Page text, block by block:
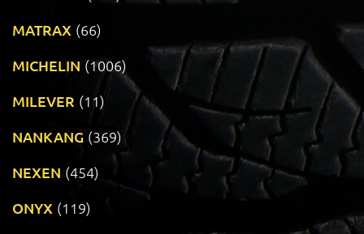
MATRAX (66)
MICHELIN (1006)
MILEVER (11)
NANKANG (369)
NEXEN (454)
ONYX (119)